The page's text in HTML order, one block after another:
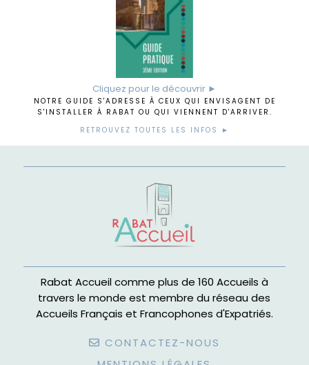
Cliquez pour le découvrir ►
NOTRE GUIDE S'ADRESSE À CEUX QUI ENVISAGENT DE
S'INSTALLER À RABAT OU QUI VIENNENT D'ARRIVER.
RETROUVEZ TOUTES LES INFOS ►
Rabat Accueil comme plus de 160 Accueils à
travers le monde est membre du réseau des
Accueils Français et Francophones d'Expatriés.
CONTACTEZ-NOUS